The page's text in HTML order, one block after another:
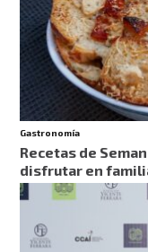
Gastronomía
Recetas de
disfrutar en